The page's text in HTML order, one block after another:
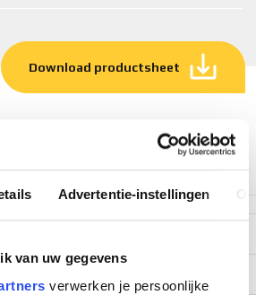
Advertentie-instellingen
van uw gegevens
verwerken je persoonlijke
Download productsheet